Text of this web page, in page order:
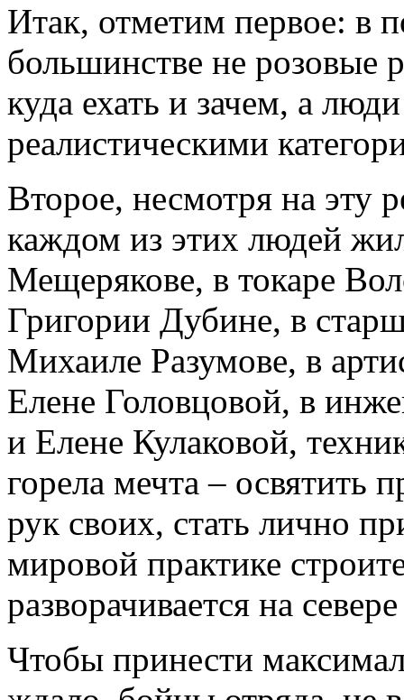
Итак, отметим первое: в
большинстве не розовые
куда ехать и зачем, а
реалистическими
Второе, несмотря на эту
каждом из этих людей
Мещерякове, в токаре
Григории Дубине, в
Михаиле Разумове, в
Елене Головцовой, в
и Елене Кулаковой,
горела мечта – освятить
рук своих, стать лично
мировой практике
разворачивается на
Чтобы принести